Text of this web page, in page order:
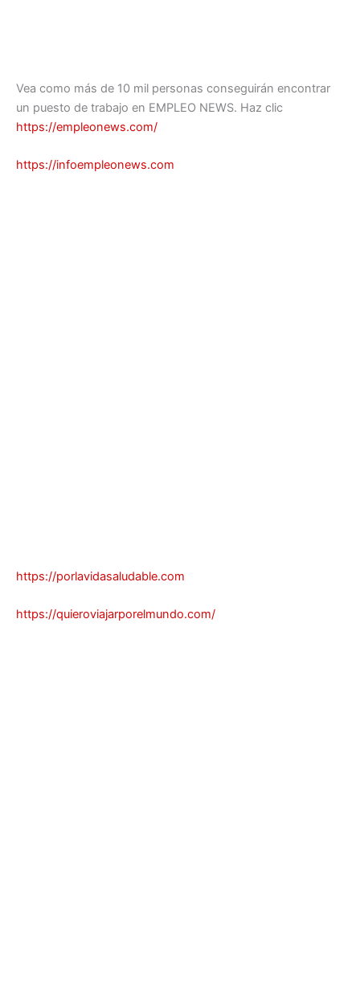
Vea como más de 10 mil personas conseguirán encontrar
un puesto de trabajo en EMPLEO NEWS. Haz clic
https://empleonews.com/
https://infoempleonews.com
https://porlavidasaludable.com
https://quieroviajarporelmundo.com/